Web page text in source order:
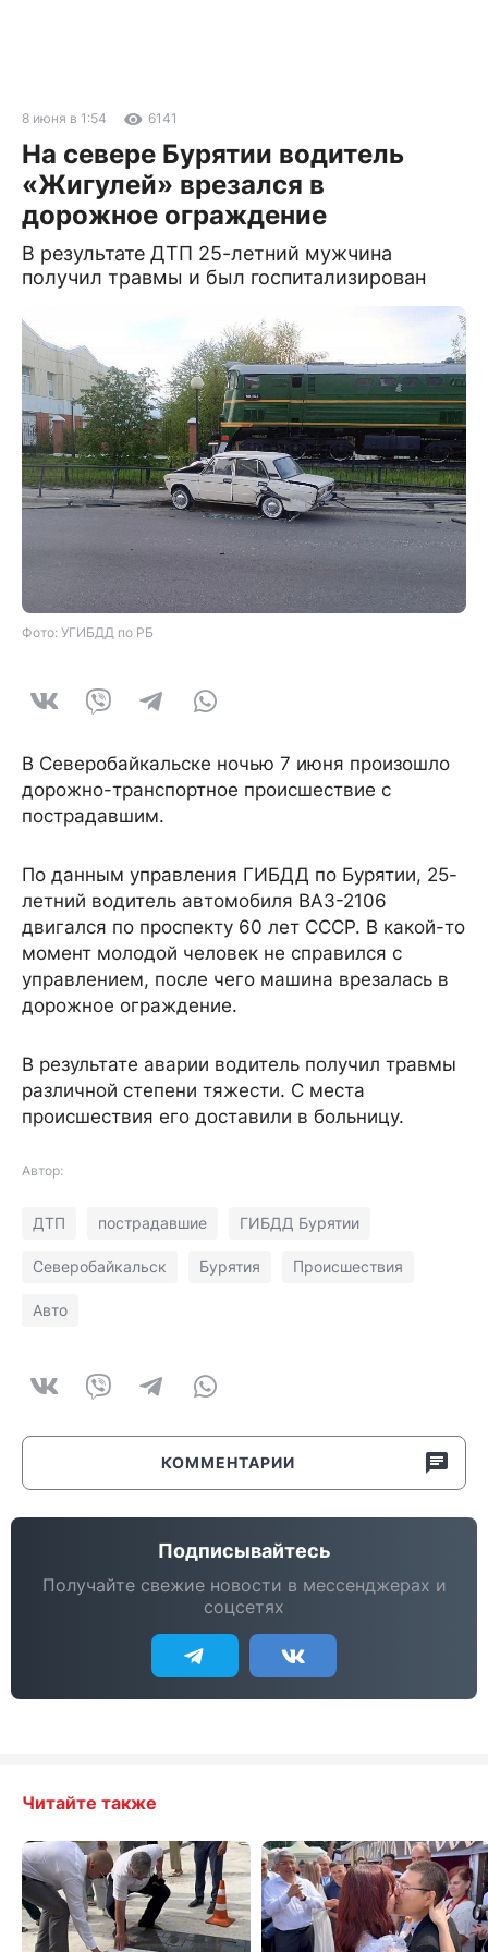
8 июня в 1:54 6141
На севере Бурятии водитель
«Жигулей» врезался в
дорожное ограждение
В результате ДТП 25-летний мужчина
получил травмы и был госпитализирован
Фото: УГИБДД по РБ
В Северобайкальске ночью 7 июня произошло
дорожно-транспортное происшествие с
пострадавшим.
По данным управления ГИБДД по Бурятии, 25-
летний водитель автомобиля ВАЗ-2106
двигался по проспекту 60 лет СССР. В какой-то
момент молодой человек не справился с
управлением, после чего машина врезалась в
дорожное ограждение.
В результате аварии водитель получил травмы
различной степени тяжести. С места
происшествия его доставили в больницу.
Автор:
ДТП пострадавшие ГИБДД Бурятии
Северобайкальск Бурятия Происшествия
Авто
КОММЕНТАРИИ
Подписывайтесь
Получайте свежие новости в мессенджерах и
соцсетях
Читайте также